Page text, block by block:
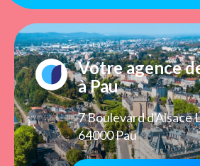
Votre agence
à Pau
7 Boulevard d'Alsace
64000 Pau